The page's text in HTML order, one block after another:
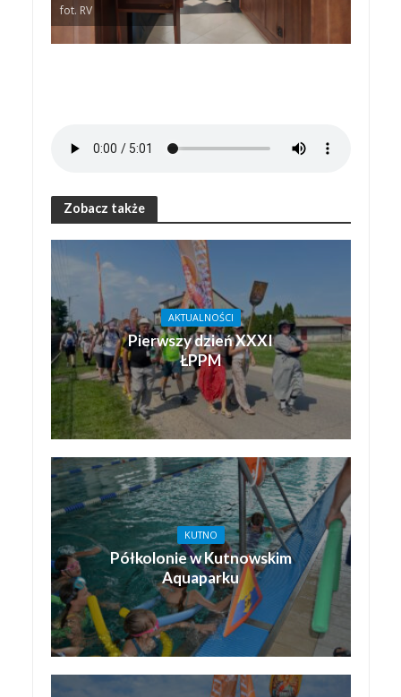
fot. RV
Zobacz także
AKTUALNOŚCI
Pierwszy dzień XXXI
ŁPPM
KUTNO
Półkolonie w Kutnowskim
Aquaparku